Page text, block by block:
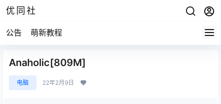
优同社
公告 萌新教程
Anaholic[809M]
电脑 22年2月9日